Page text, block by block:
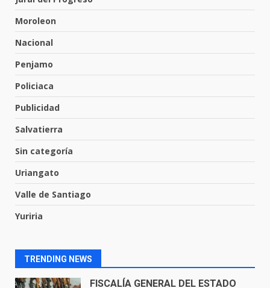
Moroleon
Nacional
Penjamo
Policiaca
Publicidad
Salvatierra
Sin categoría
Uriangato
Valle de Santiago
Yuriria
TRENDING NEWS
6
31 de julio de 2026
7
30 de julio de 2026
1
El Pbro. Mario Alberto Pérez
parroquia de Guarapo
2
FISCALÍA GENERAL DEL ESTADO
FUEGO A LA SECRETARÍA DE LA
DEFENSA NACIONAL
5 de agosto de 2026